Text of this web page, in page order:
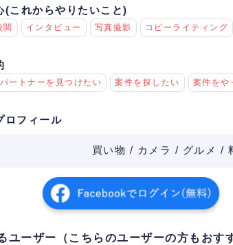
(これからやりたいこと)
閲 インタビュー 写真撮影 コピーライティング
ートナーを見つけたい 案件を探したい 案件をや
ロフィール
買い物 / カメラ / グルメ /
ユーザー（こちらのユーザーの方もおす